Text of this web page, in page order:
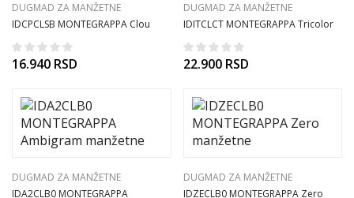
DUGMAD ZA MANŽETNE
IDCPCLSB MONTEGRAPPA Clou
manžetne
16.940 RSD
DUGMAD ZA MANŽETNE
IDITCLCT MONTEGRAPPA Tricolor
manžetne
22.900 RSD
DUGMAD ZA MANŽETNE
IDA2CLB0 MONTEGRAPPA
DUGMAD ZA MANŽETNE
IDZECLB0 MONTEGRAPPA Zero